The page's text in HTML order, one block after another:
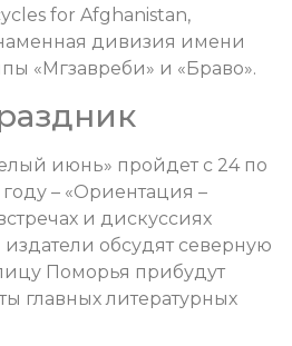
for Afghanistan,
дивизия имени
«Мгзавреби» и «Браво».
июнь» пройдет с 24 по
– «Ориентация –
и дискуссиях
обсудят северную
Поморья прибудут
главных литературных